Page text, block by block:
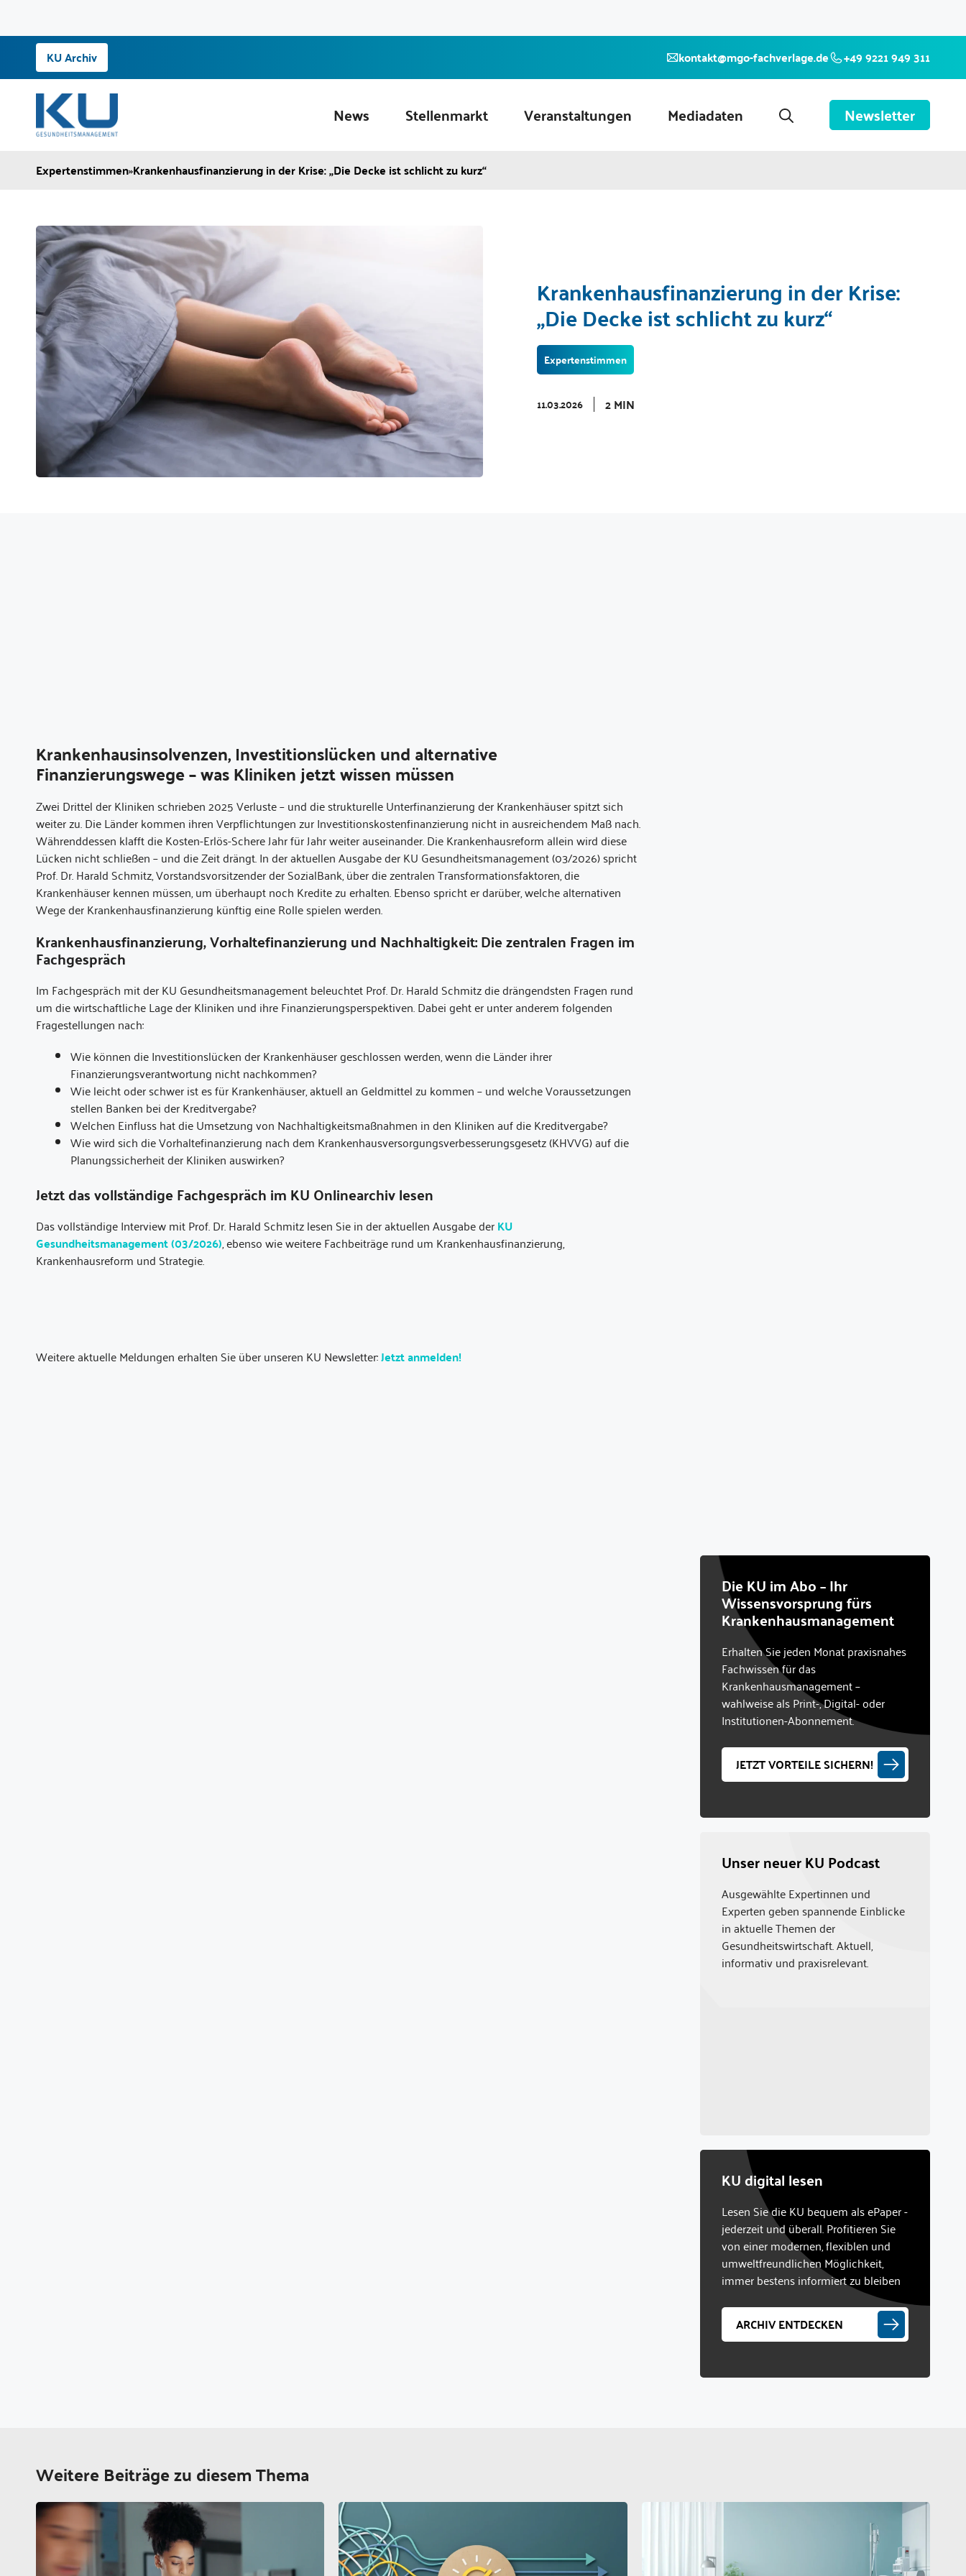
springen
KU Archiv kontakt@mgo-fachverlage.de +49 9221 949 311
News Stellenmarkt Veranstaltungen Mediadaten Newsletter
Expertenstimmen»Krankenhausfinanzierung in der Krise: „Die Decke ist schlicht zu kurz“
Krankenhausfinanzierung in der Krise:
„Die Decke ist schlicht zu kurz“
Expertenstimmen
11.03.2026 2 MIN
Krankenhausinsolvenzen, Investitionslücken und alternative
Finanzierungswege – was Kliniken jetzt wissen müssen
Zwei Drittel der Kliniken schrieben 2025 Verluste – und die strukturelle Unterfinanzierung der Krankenhäuser spitzt sich
weiter zu. Die Länder kommen ihren Verpflichtungen zur Investitionskostenfinanzierung nicht in ausreichendem Maß nach.
Währenddessen klafft die Kosten-Erlös-Schere Jahr für Jahr weiter auseinander. Die Krankenhausreform allein wird diese
Lücken nicht schließen – und die Zeit drängt. In der aktuellen Ausgabe der KU Gesundheitsmanagement (03/2026) spricht
Prof. Dr. Harald Schmitz, Vorstandsvorsitzender der SozialBank, über die zentralen Transformationsfaktoren, die
Krankenhäuser kennen müssen, um überhaupt noch Kredite zu erhalten. Ebenso spricht er darüber, welche alternativen
Wege der Krankenhausfinanzierung künftig eine Rolle spielen werden.
Krankenhausfinanzierung, Vorhaltefinanzierung und Nachhaltigkeit: Die zentralen Fragen im
Fachgespräch
Im Fachgespräch mit der KU Gesundheitsmanagement beleuchtet Prof. Dr. Harald Schmitz die drängendsten Fragen rund
um die wirtschaftliche Lage der Kliniken und ihre Finanzierungsperspektiven. Dabei geht er unter anderem folgenden
Fragestellungen nach:
Wie können die Investitionslücken der Krankenhäuser geschlossen werden, wenn die Länder ihrer
Finanzierungsverantwortung nicht nachkommen?
Wie leicht oder schwer ist es für Krankenhäuser, aktuell an Geldmittel zu kommen – und welche Voraussetzungen
stellen Banken bei der Kreditvergabe?
Welchen Einfluss hat die Umsetzung von Nachhaltigkeitsmaßnahmen in den Kliniken auf die Kreditvergabe?
Wie wird sich die Vorhaltefinanzierung nach dem Krankenhausversorgungsverbesserungsgesetz (KHVVG) auf die
Planungssicherheit der Kliniken auswirken?
Jetzt das vollständige Fachgespräch im KU Onlinearchiv lesen
Das vollständige Interview mit Prof. Dr. Harald Schmitz lesen Sie in der aktuellen Ausgabe derKU
Gesundheitsmanagement (03/2026), ebenso wie weitere Fachbeiträge rund um Krankenhausfinanzierung,
Krankenhausreform und Strategie.
Weitere aktuelle Meldungen erhalten Sie über unseren KU Newsletter:Jetzt anmelden!
Die KU im Abo – Ihr
Wissensvorsprung fürs
Krankenhausmanagement
Erhalten Sie jeden Monat praxisnahes
Fachwissen für das
Krankenhausmanagement –
wahlweise als Print-, Digital- oder
Institutionen-Abonnement.
JETZT VORTEILE SICHERN!
Unser neuer KU Podcast
Ausgewählte Expertinnen und
Experten geben spannende Einblicke
in aktuelle Themen der
Gesundheitswirtschaft. Aktuell,
informativ und praxisrelevant.
KU digital lesen
Lesen Sie die KU bequem als ePaper -
jederzeit und überall. Profitieren Sie
von einer modernen, flexiblen und
umweltfreundlichen Möglichkeit,
immer bestens informiert zu bleiben
ARCHIV ENTDECKEN
Weitere Beiträge zu diesem Thema